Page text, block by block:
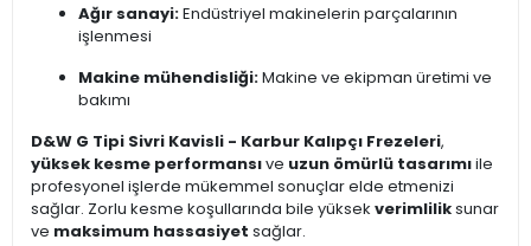
Ağır sanayi:Endüstriyel makinelerin parçalarının
işlenmesi
Makine mühendisliği:Makine ve ekipman üretimi ve
bakımı
D&W G Tipi Sivri Kavisli - Karbur Kalıpçı Frezeleri,
yüksek kesme performansıve uzun ömürlü tasarımıile
profesyonel işlerde mükemmel sonuçlar elde etmenizi
sağlar. Zorlu kesme koşullarında bile yüksek verimliliksunar
ve maksimum hassasiyet sağlar.